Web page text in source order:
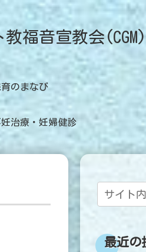
福音宣教会(CGM)
のまなび
治療・妊婦健診
最近の